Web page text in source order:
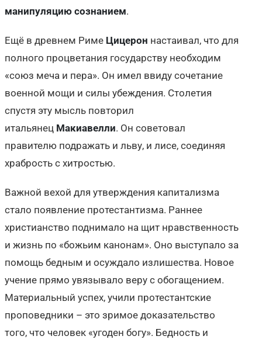
манипуляцию сознанием.
Ещё в древнем Риме Цицерон настаивал, что для
полного процветания государству необходим
«союз меча и пера». Он имел ввиду сочетание
военной мощи и силы убеждения. Столетия
спустя эту мысль повторил
итальянец Макиавелли. Он советовал
правителю подражать и льву, и лисе, соединяя
храбрость с хитростью.
Важной вехой для утверждения капитализма
стало появление протестантизма. Раннее
христианство поднимало на щит нравственность
и жизнь по «божьим канонам». Оно выступало за
помощь бедным и осуждало излишества. Новое
учение прямо увязывало веру с обогащением.
Материальный успех, учили протестантские
проповедники – это зримое доказательство
того, что человек «угоден богу». Бедность и